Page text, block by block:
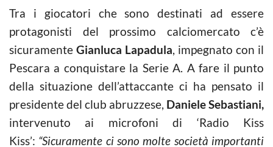
Tra i giocatori che sono destinati ad essere
protagonisti del prossimo calciomercato c’è
sicuramente Gianluca Lapadula, impegnato con il
Pescara a conquistare la Serie A. A fare il punto
della situazione dell’attaccante ci ha pensato il
presidente del club abruzzese, Daniele Sebastiani,
intervenuto ai microfoni di ‘Radio Kiss
Kiss’: “Sicuramente ci sono molte società importanti